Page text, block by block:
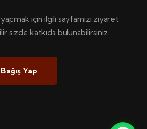
yapmak için ilgili sayfamızı ziyaret
sizde katkıda bulunabilirsiniz.
Bağış Yap